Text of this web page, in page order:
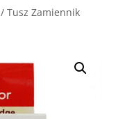
/ Tusz Zamiennik